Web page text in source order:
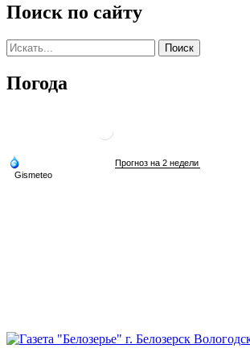
Поиск по сайту
Погода